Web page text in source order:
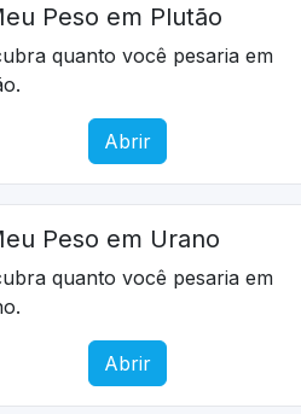
Peso em Plutão
quanto você pesaria em
Abrir
Peso em Urano
quanto você pesaria em
Abrir